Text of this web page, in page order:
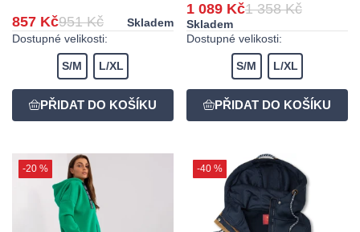
857 Kč951 Kč
Skladem
Dostupné velikosti:
S/M L/XL
1 089 Kč1 358 Kč
Skladem
Dostupné velikosti:
S/M L/XL
-20 % -40 %